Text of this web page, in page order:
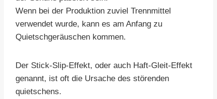
Wenn bei der Produktion zuviel Trennmittel
verwendet wurde, kann es am Anfang zu
Quietschgeräuschen kommen.
Der Stick-Slip-Effekt, oder auch Haft-Gleit-Effekt
genannt, ist oft die Ursache des störenden
quietschens.